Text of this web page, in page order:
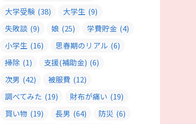
大学受験 (38) 大学生 (9)
失敗談 (9) 娘 (25) 学費貯金 (4)
小学生 (16) 思春期のリアル (6)
掃除 (1) 支援(補助金) (6)
次男 (42) 被服費 (12)
調べてみた (19) 財布が痛い (19)
買い物 (19) 長男 (64) 防災 (6)